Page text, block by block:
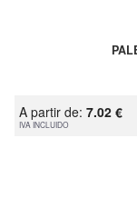
A partir de: 7.02 €
IVA INCLUIDO